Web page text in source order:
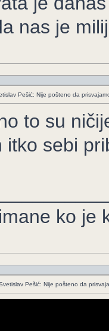
nas je
Pešić: Nije pošteno da
to su
itko sebi
ko je
Pešić: Nije pošteno da